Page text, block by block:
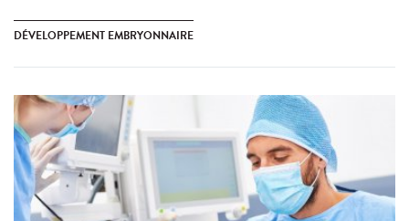
DÉVELOPPEMENT EMBRYONNAIRE